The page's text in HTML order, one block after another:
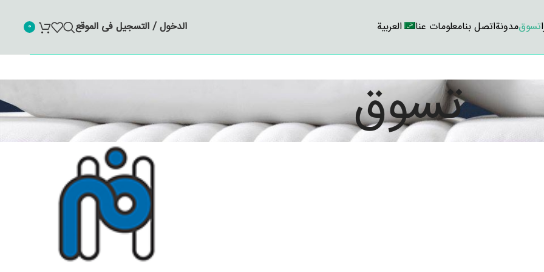
تسوقمدونةاتصل بنامعلومات عنا العربية الدخول / التسجيل فى الموقع 0
تسوق